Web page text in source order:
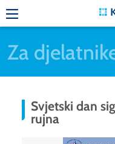
Za
Svjetski dan
rujna